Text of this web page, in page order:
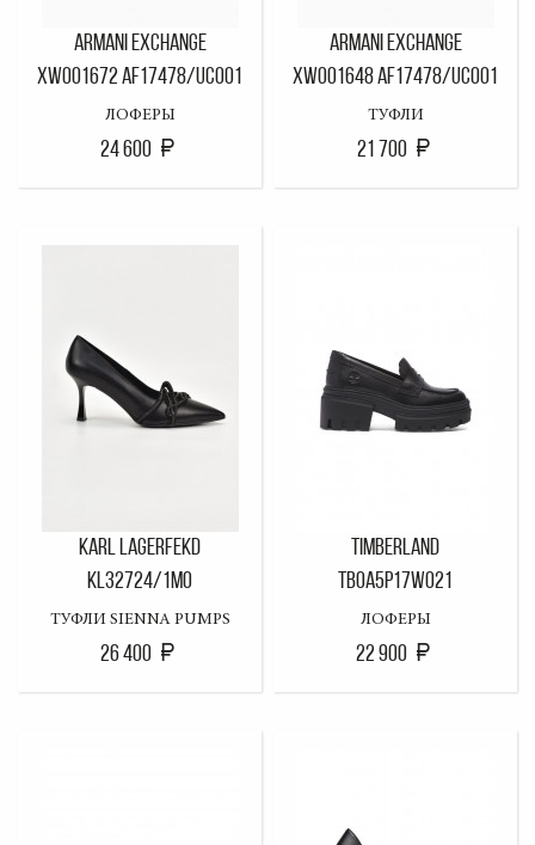
ARMANI EXCHANGE
XW001672 AF17478/UC001
ЛОФЕРЫ
24 600
ARMANI EXCHANGE
XW001648 AF17478/UC001
ТУФЛИ
21 700
KARL LAGERFEKD
KL32724/1MO
ТУФЛИ SIENNA PUMPS
26 400
TIMBERLAND
TB0A5P17W021
ЛОФЕРЫ
22 900